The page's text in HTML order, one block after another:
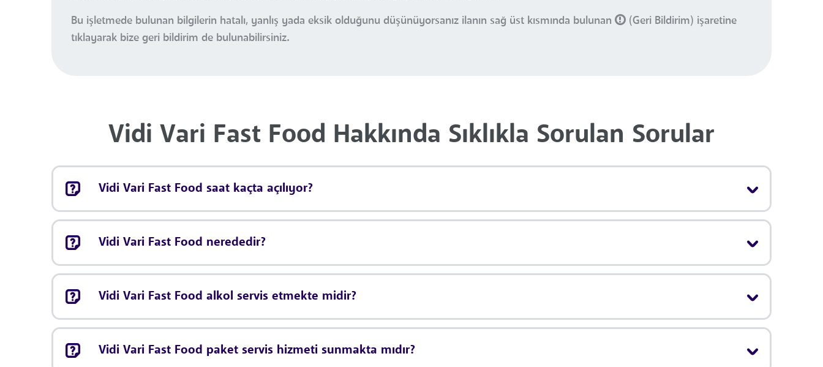
Bu işletmede bulunan bilgilerin hatalı, yanlış yada eksik olduğunu düşünüyorsanız ilanın sağ üst kısmında bulunan
(Geri Bildirim) işaretine
tıklayarak bize geri bildirim de bulunabilirsiniz.
Vidi Vari Fast Food Hakkında Sıklıkla Sorulan Sorular
Vidi Vari Fast Food saat kaçta açılıyor?
Vidi Vari Fast Food nerededir?
Vidi Vari Fast Food alkol servis etmekte midir?
Vidi Vari Fast Food paket servis hizmeti sunmakta mıdır?